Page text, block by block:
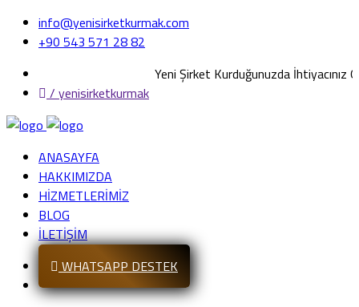
info@yenisirketkurmak.com
+90 543 571 28 82
Yeni Şirket Kurduğunuzda İhtiyacınız
/ yenisirketkurmak
ANASAYFA
HAKKIMIZDA
HİZMETLERİMİZ
BLOG
İLETİŞİM
WHATSAPP DESTEK